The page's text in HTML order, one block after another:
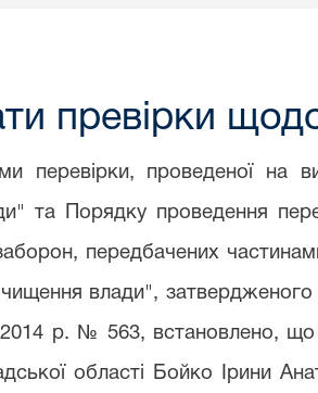
превірки
перевірки, проведеної на
та Порядку проведення
передбачених
влади", затвердженого
р. № 563, встановлено, що
області Бойко Ірини